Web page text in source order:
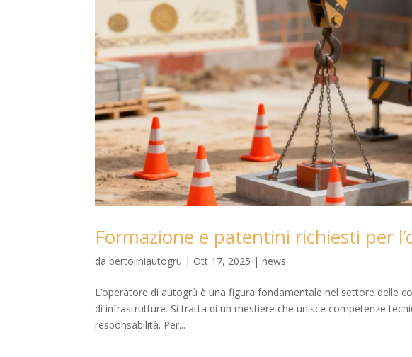
Formazione e patentini richiesti per
dabertoliniautogru | Ott 17, 2025 |news
L’operatore di autogrù è una figura fondamentale nel settore delle
di infrastrutture. Si tratta di un mestiere che unisce competenze
responsabilità. Per...